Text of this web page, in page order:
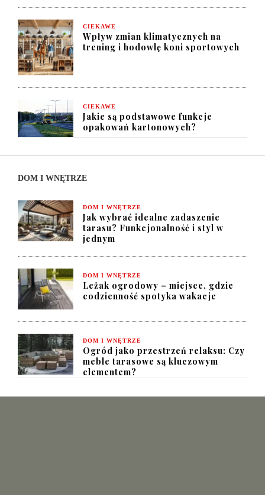
CIEKAWE
Wpływ zmian klimatycznych na
trening i hodowlę koni sportowych
CIEKAWE
Jakie są podstawowe funkcje
opakowań kartonowych?
DOM I WNĘTRZE
DOM I WNĘTRZE
Jak wybrać idealne zadaszenie
tarasu? Funkcjonalność i styl w
jednym
DOM I WNĘTRZE
Leżak ogrodowy – miejsce, gdzie
codzienność spotyka wakacje
DOM I WNĘTRZE
Ogród jako przestrzeń relaksu: Czy
meble tarasowe są kluczowym
elementem?